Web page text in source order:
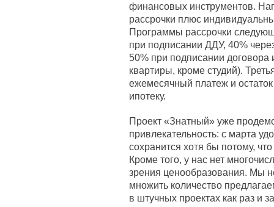
финансовых инструментов.
рассрочки плюс
Программы рассрочки
при подписании ДДУ, 40%
50% при подписании договора
квартиры, кроме студий).
ежемесячный платеж и
ипотеку.
Проект «Знатный» уже
привлекательность: с марта
сохранится хотя бы потому,
Кроме того, у нас нет
зрения ценообразования. Мы
множить количество
в штучных проектах как раз и